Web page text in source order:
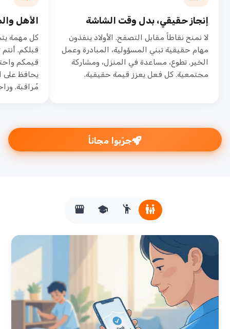
إنجاز حقيقي، بدل وقت الشاشة
لا نمنح نقاطاً مقابل التصفح. الأولاد ينفذون
مهام حقيقية تبني المسؤولية، المبادرة وعمل
الخير. تطوع، مساعدة في المنزل، ومشاركة
مجتمعية. كل فعل يعزز قيمة حقيقية.
الأهل
كل مهمة
قبلكم.
قيمكم
يحافظ على
مُراقبة.
جرّبوا مجاناً
family_restroom
emoji_people
school
storefront